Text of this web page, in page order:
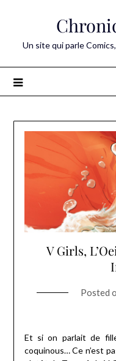
Un site qui parle
V Girls,
Posted
Et si on parlait de
coquinous… Ce n’est